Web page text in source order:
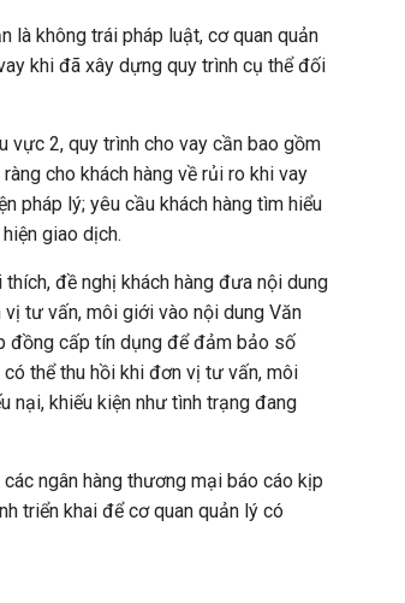
là không trái pháp luật, cơ quan quản
khi đã xây dựng quy trình cụ thể đối
vực 2, quy trình cho vay cần bao gồm
cho khách hàng về rủi ro khi vay
pháp lý; yêu cầu khách hàng tìm hiểu
giao dịch.
đề nghị khách hàng đưa nội dung
tư vấn, môi giới vào nội dung Văn
đồng cấp tín dụng để đảm bảo số
thể thu hồi khi đơn vị tư vấn, môi
nại, khiếu kiện như tình trạng đang
ngân hàng thương mại báo cáo kịp
triển khai để cơ quan quản lý có